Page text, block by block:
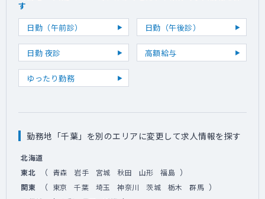
す
日勤（午前診）
日勤（午後診）
日勤 夜診 高額給与
ゆったり勤務
勤務地「千葉」を別のエリアに変更して求人情報を探す
北海道
東北
（ 青森 岩手 宮城 秋田 山形 福島 ）
関東 （ 東京 千葉 埼玉 神奈川 茨城 栃木 群馬 ）